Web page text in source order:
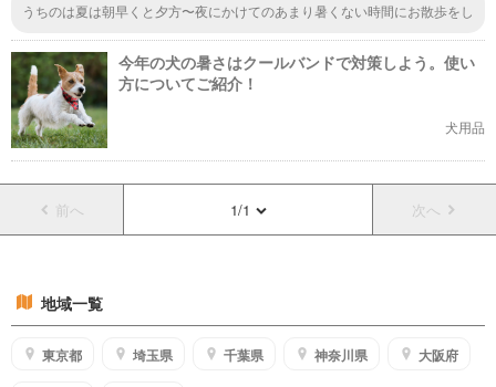
うちのは夏は朝早くと夕方〜夜にかけてのあまり暑くない時間にお散歩をし
で、少しでも暑くない時間にお散歩をするようになりました。言葉が発せな
い分ちゃんとしてあげたいですからね。
今年の犬の暑さはクールバンドで対策しよう。使い
方についてご紹介！
犬用品
前へ 1/1 次へ
地域一覧
東京都 埼玉県 千葉県 神奈川県 大阪府